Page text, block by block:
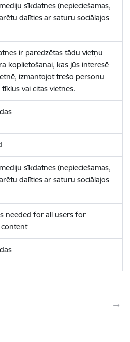
sīkdatnes (nepieciešamas,
dalīties ar saturu sociālajos
ir paredzētas tādu vietņu
koplietošanai, kas jūs interesē
izmantojot trešo personu
tīklus vai citas vietnes.
sīkdatnes (nepieciešamas,
dalīties ar saturu sociālajos
needed for all users for